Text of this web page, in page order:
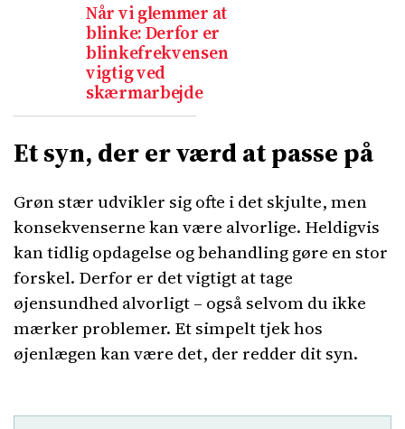
Når vi glemmer at
blinke: Derfor er
blinkefrekvensen
vigtig ved
skærmarbejde
Et syn, der er værd at passe på
Grøn stær udvikler sig ofte i det skjulte, men
konsekvenserne kan være alvorlige. Heldigvis
kan tidlig opdagelse og behandling gøre en stor
forskel. Derfor er det vigtigt at tage
øjensundhed alvorligt – også selvom du ikke
mærker problemer. Et simpelt tjek hos
øjenlægen kan være det, der redder dit syn.